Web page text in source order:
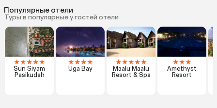
Популярные отели
Туры в популярные у гостей отели
★★★★★
Sun Siyam
Pasikudah
★★★★
Uga Bay
★★★★★
Maalu Maalu
Resort & Spa
★★★
Amethyst
Resort